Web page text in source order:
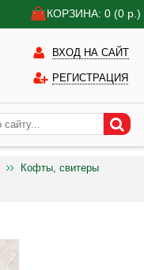
КОРЗИНА: 0 (0 р.)
ВХОД НА САЙТ
РЕГИСТРАЦИЯ
Кофты, свитеры